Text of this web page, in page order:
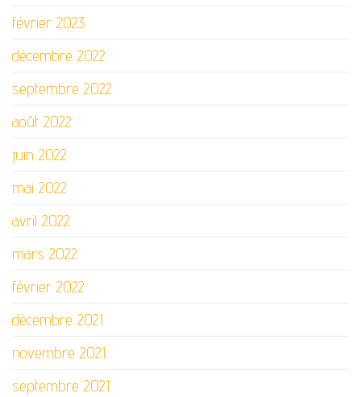
février 2023
décembre 2022
septembre 2022
août 2022
juin 2022
mai 2022
avril 2022
mars 2022
février 2022
décembre 2021
novembre 2021
septembre 2021